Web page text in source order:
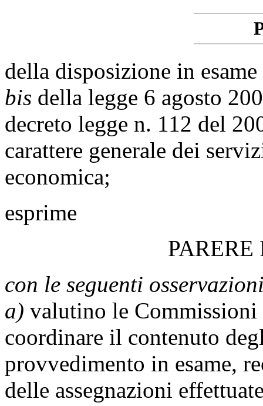
della disposizione in
bis della legge 6 agosto
decreto legge n. 112 del
carattere generale dei
economica;
esprime
con le seguenti
a) valutino le
coordinare il contenuto
provvedimento in esame,
delle assegnazioni